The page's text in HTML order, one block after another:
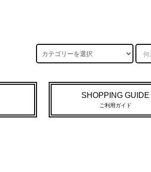
SHOPPING GUIDE
ご利用ガイド